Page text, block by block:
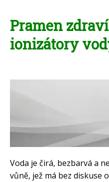
Pramen
ionizátory
Voda je čirá, bezbarvá a
vůně, jež má bez diskuse